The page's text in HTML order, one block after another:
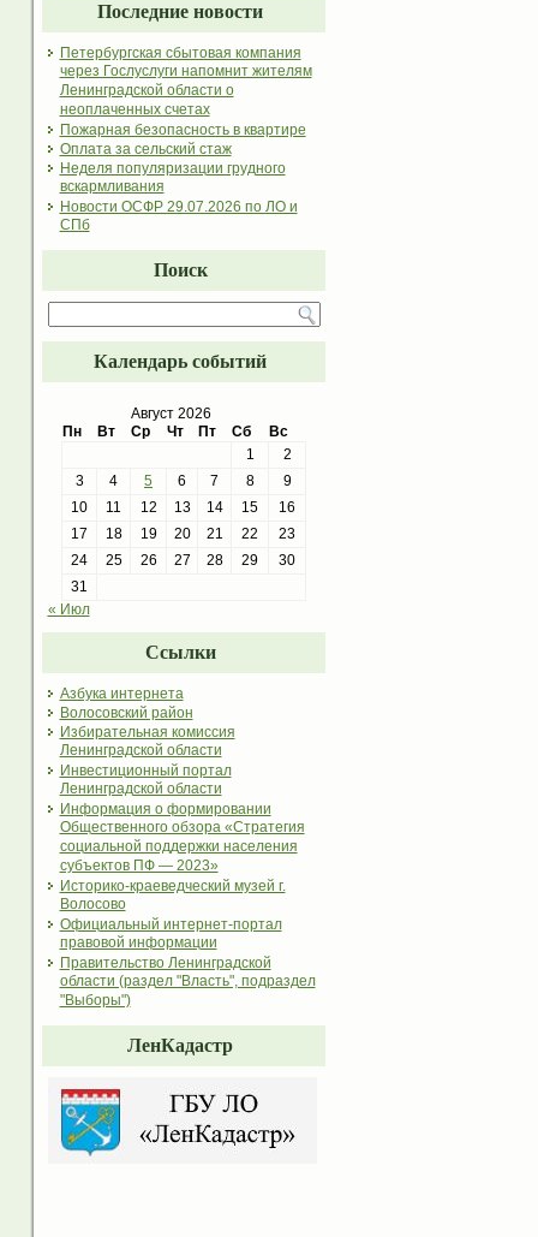
Последние новости
Петербургская сбытовая компания
через Гослуслуги напомнит жителям
Ленинградской области о
неоплаченных счетах
Пожарная безопасность в квартире
Оплата за сельский стаж
Неделя популяризации грудного
вскармливания
Новости ОСФР 29.07.2026 по ЛО и
СПб
Поиск
Календарь событий
Август 2026
Пн
Вт Ср Чт Пт Сб
Вс
1
2
3
4 5 6 7 8
9
10
11 12 13 14 15
16
17
18 19 20 21 22
23
24
25 26 27 28 29
30
31
« Июл
Ссылки
Азбука интернета
Волосовский район
Избирательная комиссия
Ленинградской области
Инвестиционный портал
Ленинградской области
Информация о формировании
Общественного обзора «Стратегия
социальной поддержки населения
субъектов ПФ — 2023»
Историко-краеведческий музей г.
Волосово
Официальный интернет-портал
правовой информации
Правительство Ленинградской
области (раздел "Власть", подраздел
"Выборы")
ЛенКадастр